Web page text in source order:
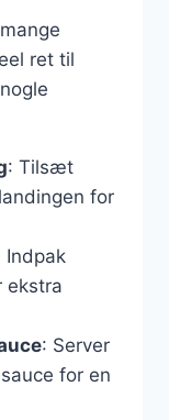
ret til
: Tilsæt
for
Indpak
ekstra
: Server
for en